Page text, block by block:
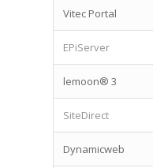
Vitec Portal
EPiServer
lemoon® 3
SiteDirect
Dynamicweb